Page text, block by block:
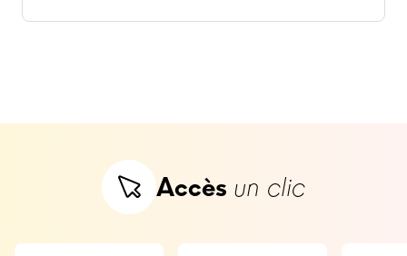
Accès un clic